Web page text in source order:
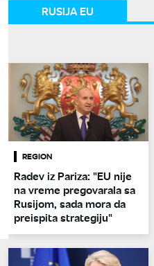
RUSIJA EU
REGION
Radev iz Pariza: "EU nije
na vreme pregovarala sa
Rusijom, sada mora da
preispita strategiju"